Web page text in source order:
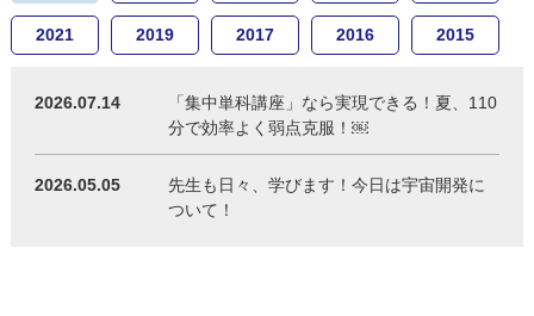
2021 2019 2017 2016 2015
2026.07.14
「集中単科講座」なら実現できる！夏、110
分で効率よく弱点克服！￼
2026.05.05
先生も日々、学びます！今日は宇宙開発に
ついて！